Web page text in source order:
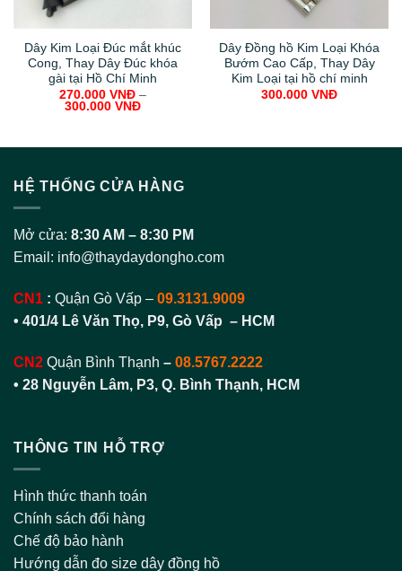
Dây Kim Loại Đúc mắt khúc
Cong, Thay Dây Đúc khóa
gài tại Hồ Chí Minh
270.000 VNĐ –
300.000 VNĐ
Dây Đồng hồ Kim Loại Khóa
Bướm Cao Cấp, Thay Dây
Kim Loại tại hồ chí minh
300.000 VNĐ
HỆ THỐNG CỬA HÀNG
Mở cửa: 8:30 AM – 8:30 PM
Email: info@thaydaydongho.com
CN1 : Quận Gò Vấp – 09.3131.9009
• 401/4 Lê Văn Thọ, P9, Gò Vấp – HCM
CN2 Quận Bình Thạnh – 08.5767.2222
• 28 Nguyễn Lâm, P3, Q. Bình Thạnh, HCM
THÔNG TIN HỖ TRỢ
Hình thức thanh toán
Chính sách đổi hàng
Chế độ bảo hành
Hướng dẫn đo size dây đồng hồ